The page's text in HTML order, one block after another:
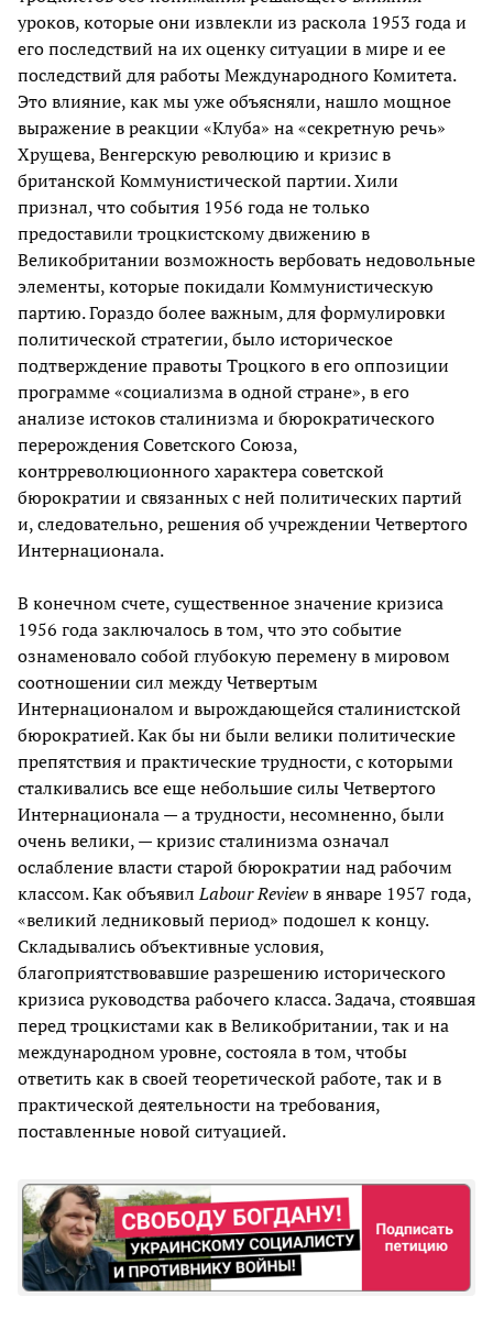
уроков, которые они извлекли из раскола 1953 года и
его последствий на их оценку ситуации в мире и ее
последствий для работы Международного Комитета.
Это влияние, как мы уже объясняли, нашло мощное
выражение в реакции «Клуба» на «секретную речь»
Хрущева, Венгерскую революцию и кризис в
британской Коммунистической партии. Хили
признал, что события 1956 года не только
предоставили троцкистскому движению в
Великобритании возможность вербовать недовольные
элементы, которые покидали Коммунистическую
партию. Гораздо более важным, для формулировки
политической стратегии, было историческое
подтверждение правоты Троцкого в его оппозиции
программе «социализма в одной стране», в его
анализе истоков сталинизма и бюрократического
перерождения Советского Союза,
контрреволюционного характера советской
бюрократии и связанных с ней политических партий
и, следовательно, решения об учреждении Четвертого
Интернационала.
В конечном счете, существенное значение кризиса
1956 года заключалось в том, что это событие
ознаменовало собой глубокую перемену в мировом
соотношении сил между Четвертым
Интернационалом и вырождающейся сталинистской
бюрократией. Как бы ни были велики политические
препятствия и практические трудности, с которыми
сталкивались все еще небольшие силы Четвертого
Интернационала — а трудности, несомненно, были
очень велики, — кризис сталинизма означал
ослабление власти старой бюрократии над рабочим
классом. Как объявилLabour Reviewв январе 1957 года,
«великий ледниковый период» подошел к концу.
Складывались объективные условия,
благоприятствовавшие разрешению исторического
кризиса руководства рабочего класса. Задача, стоявшая
перед троцкистами как в Великобритании, так и на
международном уровне, состояла в том, чтобы
ответить как в своей теоретической работе, так и в
практической деятельности на требования,
поставленные новой ситуацией.